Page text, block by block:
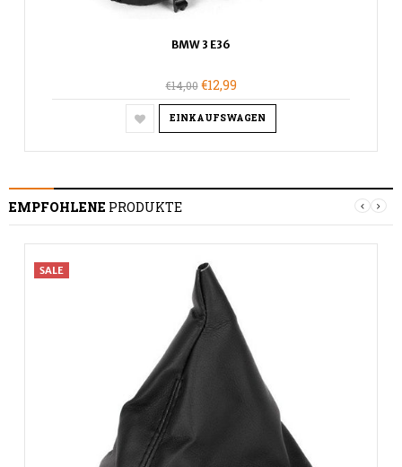
BMW 3 E36
€14,00€12,99
EINKAUFSWAGEN
EMPFOHLENE PRODUKTE
SALE